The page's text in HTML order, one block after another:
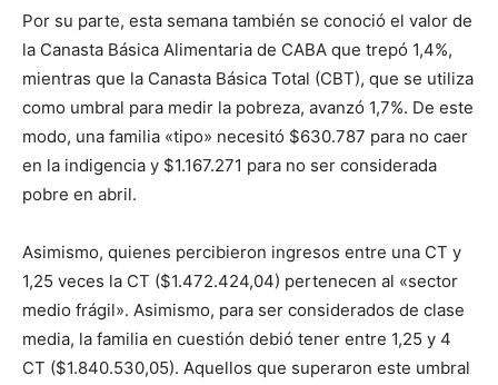
Por su parte, esta semana también se conoció el valor de
la Canasta Básica Alimentaria de CABA que trepó 1,4%,
mientras que la Canasta Básica Total (CBT), que se utiliza
como umbral para medir la pobreza, avanzó 1,7%. De este
modo, una familia «tipo» necesitó $630.787 para no caer
en la indigencia y $1.167.271 para no ser considerada
pobre en abril.
Asimismo, quienes percibieron ingresos entre una CT y
1,25 veces la CT ($1.472.424,04) pertenecen al «sector
medio frágil». Asimismo, para ser considerados de clase
media, la familia en cuestión debió tener entre 1,25 y 4
CT ($1.840.530,05). Aquellos que superaron este umbral